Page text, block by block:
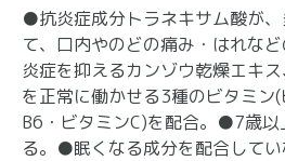
●抗炎症成分トラネキサム酸が
て、口内やのどの痛み・はれな
炎症を抑えるカンゾウ乾燥エキ
を正常に働かせる3種のビタミン
B6・ビタミンC)を配合。●7歳以
る。●眠くなる成分を配合してい